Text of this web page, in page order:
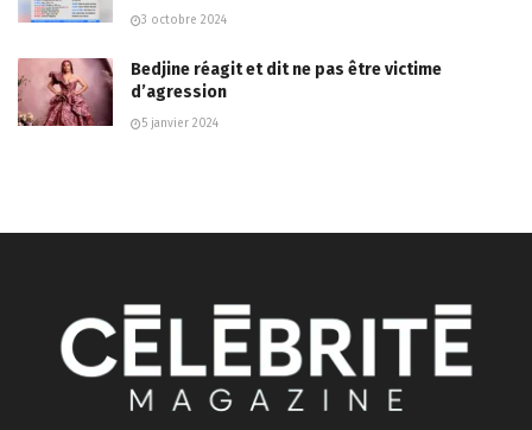
3 octobre 2024
Bedjine réagit et dit ne pas être victime
d’agression
5 janvier 2024